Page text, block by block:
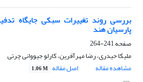
بررسی روند تغییرات سبکی جایگاه
پارسیان هند
صفحه241-264
ملیکا حیدری، رضا مهرآفرین، کارلو جیووانی چرتی
مشاهده مقاله
اصل مقاله 1.06 M